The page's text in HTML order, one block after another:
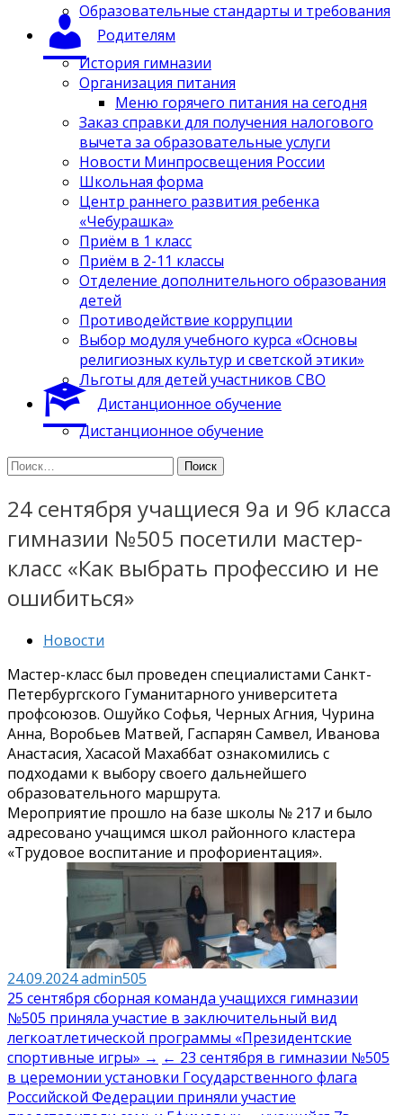
Образовательные стандарты и требования
Родителям
История гимназии
Организация питания
Меню горячего питания на сегодня
Заказ справки для получения налогового
вычета за образовательные услуги
Новости Минпросвещения России
Школьная форма
Центр раннего развития ребенка
«Чебурашка»
Приём в 1 класс
Приём в 2-11 классы
Отделение дополнительного образования
детей
Противодействие коррупции
Выбор модуля учебного курса «Основы
религиозных культур и светской этики»
Льготы для детей участников СВО
Дистанционное обучение
Дистанционное обучение
Найти:
24 сентября учащиеся 9а и 9б класса
гимназии №505 посетили мастер-
класс «Как выбрать профессию и не
ошибиться»
Новости
Мастер-класс был проведен специалистами Санкт-
Петербургского Гуманитарного университета
профсоюзов. Ошуйко Софья, Черных Агния, Чурина
Анна, Воробьев Матвей, Гаспарян Самвел, Иванова
Анастасия, Хасасой Махаббат ознакомились с
подходами к выбору своего дальнейшего
образовательного маршрута.
Мероприятие прошло на базе школы № 217 и было
адресовано учащимся школ районного кластера
«Трудовое воспитание и профориентация».
24.09.2024admin505
Навигация
по
записям
25 сентября сборная команда учащихся гимназии
№505 приняла участие в заключительный вид
легкоатлетической программы «Президентские
спортивные игры» → ← 23 сентября в гимназии №505
в церемонии установки Государственного флага
Российской Федерации приняли участие